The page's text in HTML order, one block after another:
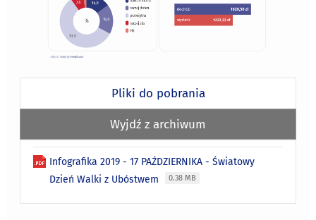
Pliki do pobrania
Wyjdź z archiwum
Infografika 2019 - 17 PAŹDZIERNIKA - Światowy
Dzień Walki z Ubóstwem
0.38 MB